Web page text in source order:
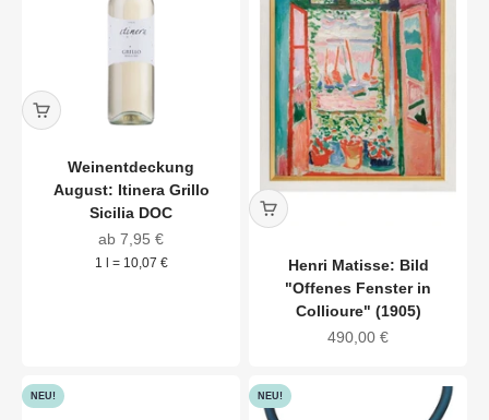
Weinentdeckung
August: Itinera Grillo
Sicilia DOC
Angebot
ab 7,95 €
1 l = 10,07 €
Henri Matisse: Bild
"Offenes Fenster in
Collioure" (1905)
Angebot
490,00 €
NEU! NEU!